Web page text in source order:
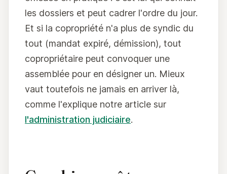
les dossiers et peut cadrer l'ordre du jour.
Et si la copropriété n'a plus de syndic du
tout (mandat expiré, démission), tout
copropriétaire peut convoquer une
assemblée pour en désigner un. Mieux
vaut toutefois ne jamais en arriver là,
comme l'explique notre article sur
l'administration judiciaire.